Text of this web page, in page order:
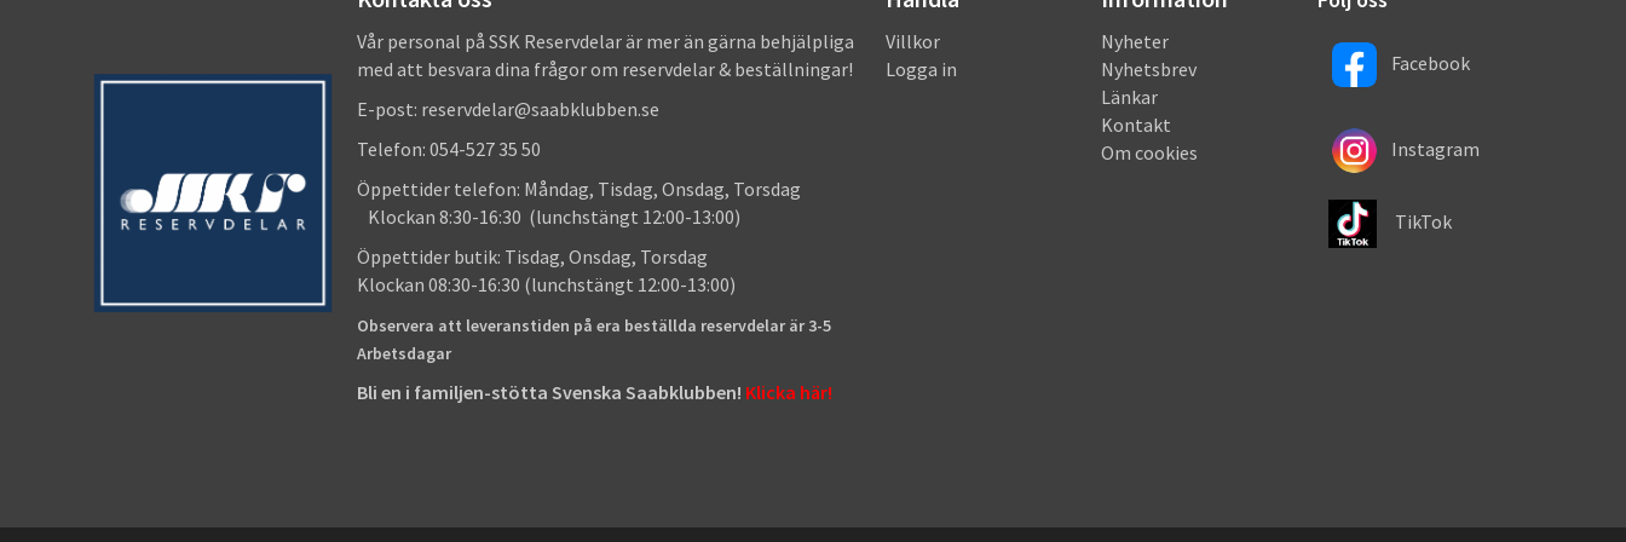
Vår personal på SSK Reservdelar är mer än gärna behjälpliga
med att besvara dina frågor om reservdelar & beställningar!
E-post: reservdelar@saabklubben.se
Telefon: 054-527 35 50
Öppettider telefon: Måndag, Tisdag, Onsdag, Torsdag
Klockan 8:30-16:30 (lunchstängt 12:00-13:00)
Öppettider butik: Tisdag, Onsdag, Torsdag
Klockan 08:30-16:30 (lunchstängt 12:00-13:00)
Observera att leveranstiden på era beställda reservdelar är 3-5
Arbetsdagar
Bli en i familjen-stötta Svenska Saabklubben! Klicka här!
Villkor
Logga in
Nyheter
Nyhetsbrev
Länkar
Kontakt
Om cookies
Facebook
Instagram
TikTok